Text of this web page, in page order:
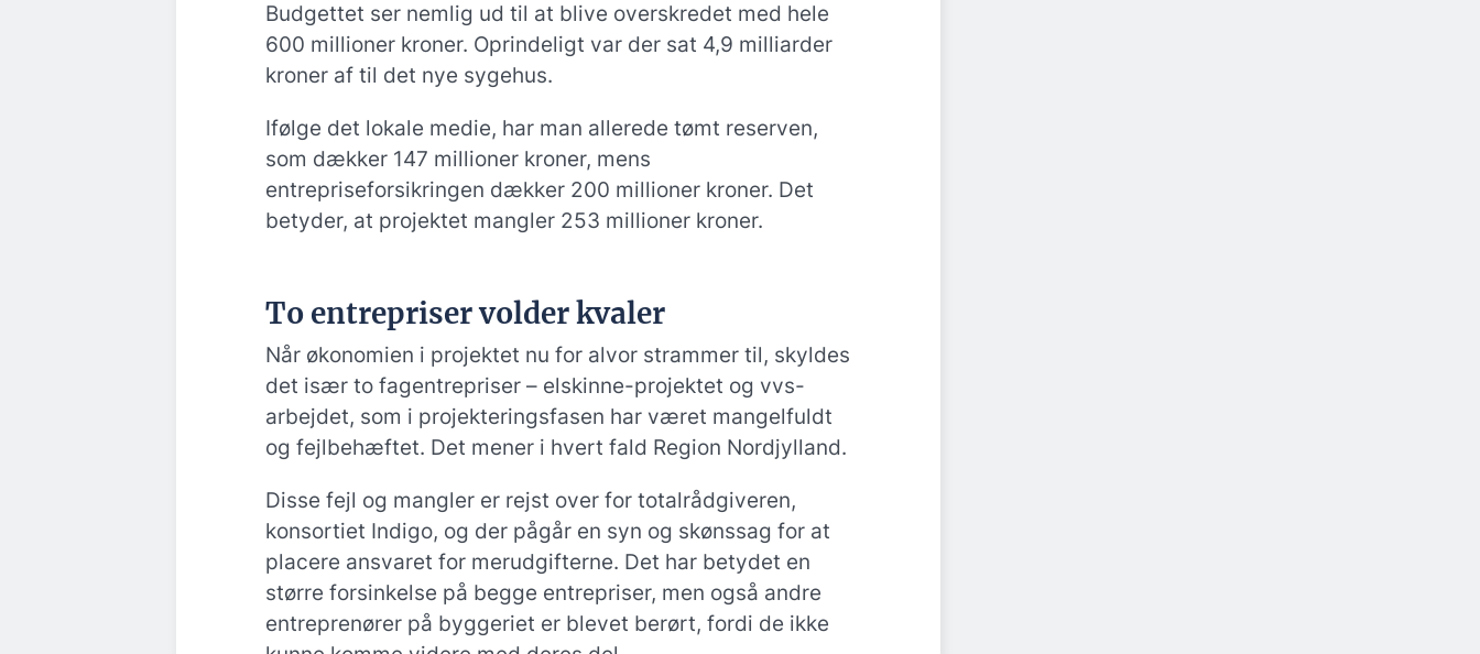
Budgettet ser nemlig ud til at blive overskredet med hele
600 millioner kroner. Oprindeligt var der sat 4,9 milliarder
kroner af til det nye sygehus.
Ifølge det lokale medie, har man allerede tømt reserven,
som dækker 147 millioner kroner, mens
entrepriseforsikringen dækker 200 millioner kroner. Det
betyder, at projektet mangler 253 millioner kroner.
To entrepriser volder kvaler
Når økonomien i projektet nu for alvor strammer til, skyldes
det især to fagentrepriser – elskinne-projektet og vvs-
arbejdet, som i projekteringsfasen har været mangelfuldt
og fejlbehæftet. Det mener i hvert fald Region Nordjylland.
Disse fejl og mangler er rejst over for totalrådgiveren,
konsortiet Indigo, og der pågår en syn og skønssag for at
placere ansvaret for merudgifterne. Det har betydet en
større forsinkelse på begge entrepriser, men også andre
entreprenører på byggeriet er blevet berørt, fordi de ikke